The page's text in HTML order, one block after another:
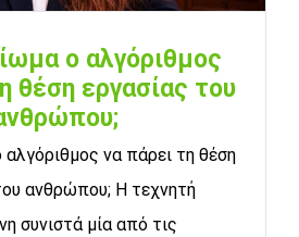
ο αλγόριθμος
θέση εργασίας του
αλγόριθμος να πάρει τη θέση
ανθρώπου; Η τεχνητή
συνιστά μία από τις